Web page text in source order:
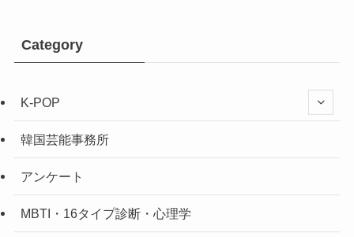
Category
K-POP
韓国芸能事務所
アンケート
MBTI・16タイプ診断・心理学